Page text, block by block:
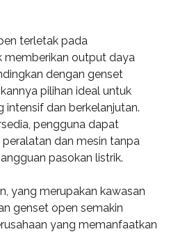
terletak pada
memberikan output daya
dengan genset
pilihan ideal untuk
intensif dan berkelanjutan.
pengguna dapat
dan mesin tanpa
pasokan listrik.
yang merupakan kawasan
genset open semakin
yang memanfaatkan